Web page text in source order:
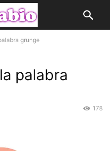
grunge
palabra
178